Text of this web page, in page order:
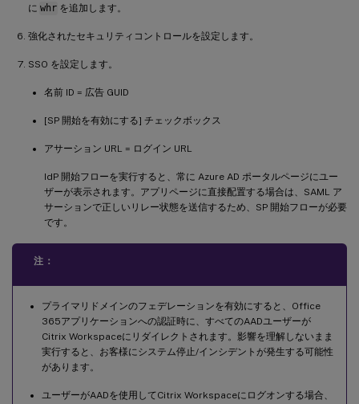
に whr を追加します。
強化されたセキュリティコントロールを設定します。
SSO を設定します。
名前 ID = 広告 GUID
[SP 開始を有効にする] チェックボックス
アサーション URL = ログイン URL
IdP 開始フローを実行すると、常に Azure AD ポータルページにユー
ザーが表示されます。アプリページに直接配置する場合は、SAML ア
サーションで正しいリレー状態を送信するため、SP 開始フローが必要
です。
注：
プライマリドメインのフェデレーションを有効にすると、Office
365アプリケーションへの認証時に、すべてのAADユーザーが
Citrix Workspaceにリダイレクトされます。影響を理解しないまま
実行すると、お客様にシステム停止/インシデントが発生する可能性
があります。
ユーザーがAADを使用してCitrix Workspaceにログオンする場合、